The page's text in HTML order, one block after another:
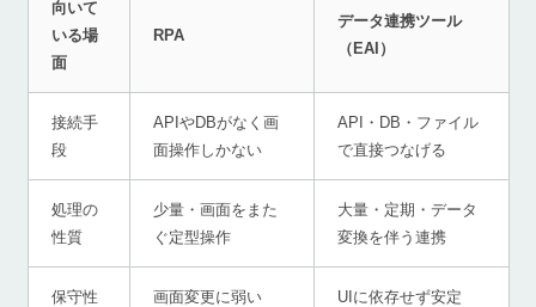
向いて
いる場
面
RPA
データ連携ツール
（EAI）
接続手
段
APIやDBがなく画
面操作しかない
API・DB・ファイル
で直接つなげる
処理の
性質
少量・画面をまた
ぐ定型操作
大量・定期・データ
変換を伴う連携
保守性 画面変更に弱い UIに依存せず安定